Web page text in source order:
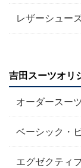
レザーシュー
吉田スーツオリ
オーダースー
ベーシック・
エグゼクティ